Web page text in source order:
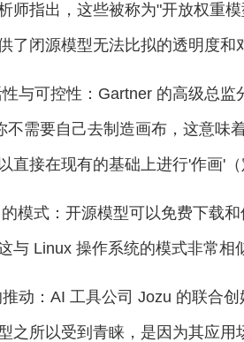
师指出，这些被称为"开放权重
了闭源模型无法比拟的透明度和
与可控性：Gartner 的高级总
不需要自己去制造画布，这意味
直接在现有的基础上进行'作画'
模式：开源模型可以免费下载
与 Linux 操作系统的模式非常相
动：AI 工具公司 Jozu 的联合
之所以受到青睐，是因为其应